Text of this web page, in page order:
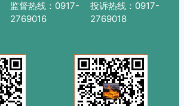
监督热线：0917-
2769016
投诉热线：0917-
2769018